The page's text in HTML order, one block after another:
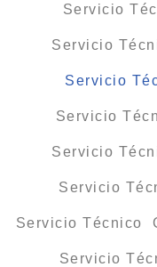
Servicio
Servicio
Servicio
Servicio
Servicio
Servicio
Servicio Técnico
Servicio